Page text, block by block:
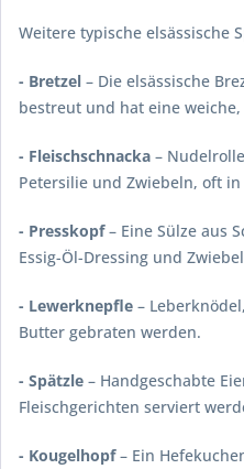
Weitere typische elsässische
- Bretzel – Die elsässische
bestreut und hat eine
- Fleischschnacka –
Petersilie und Zwiebeln, oft
- Presskopf– Eine Sülze aus
Essig-Öl-Dressing und
- Lewerknepfle –
Butter gebraten werden.
- Spätzle – Handgeschabte
Fleischgerichten serviert
- Kougelhopf– Ein